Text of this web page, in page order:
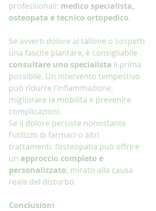
professionali: medico specialista,
osteopata e tecnico ortopedico.
Se avverti dolore al tallone o sospetti
una fascite plantare, è consigliabile
consultare uno specialista il prima
possibile. Un intervento tempestivo
può ridurre l’infiammazione,
migliorare la mobilità e prevenire
complicazioni.
Se il dolore persiste nonostante
l’utilizzo di farmaci o altri
trattamenti, l’osteopatia può offrire
un approccio completo e
personalizzato, mirato alla causa
reale del disturbo.
Conclusioni